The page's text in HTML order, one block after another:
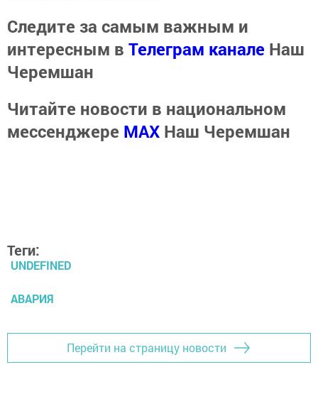
Следите за самым важным и
интересным в Телеграм канале Наш
Черемшан
Читайте новости в национальном
мессенджере MАХ Наш Черемшан
Теги:
UNDEFINED
АВАРИЯ
Перейти на страницу новости